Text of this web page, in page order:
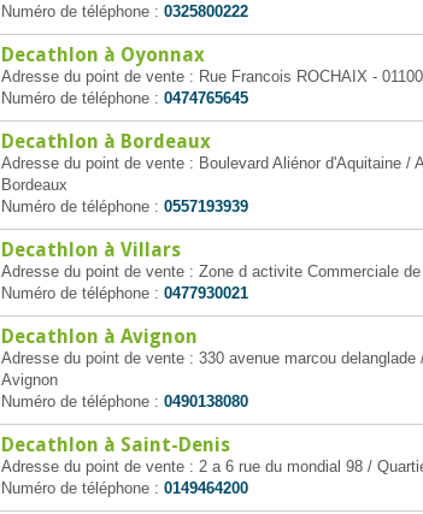
Numéro de téléphone : 0325800222
Decathlon à Oyonnax
Adresse du point de vente : Rue Francois ROCHAIX -
Numéro de téléphone : 0474765645
Decathlon à Bordeaux
Adresse du point de vente : Boulevard Aliénor d'Aquitaine /
Bordeaux
Numéro de téléphone : 0557193939
Decathlon à Villars
Adresse du point de vente : Zone d activite Commerciale
Numéro de téléphone : 0477930021
Decathlon à Avignon
Adresse du point de vente : 330 avenue marcou
Avignon
Numéro de téléphone : 0490138080
Decathlon à Saint-Denis
Adresse du point de vente : 2 a 6 rue du mondial 98 /
Numéro de téléphone : 0149464200